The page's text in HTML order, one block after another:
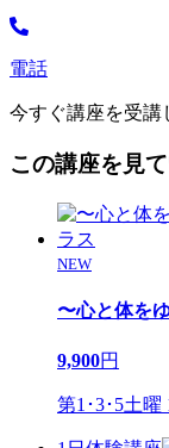
電話
今すぐ講座を受講
この講座を見
NEW
〜心と体を
9,900円
第1･3･5土曜